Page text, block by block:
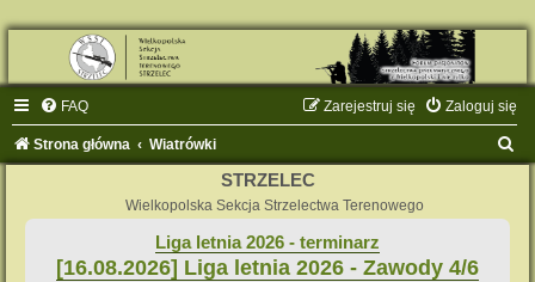
FAQ Zaloguj się
Zarejestruj się
Strona główna Wiatrówki
STRZELEC
Wielkopolska Sekcja Strzelectwa Terenowego
Liga letnia 2026 - terminarz
[16.08.2026] Liga letnia 2026 - Zawody 4/6